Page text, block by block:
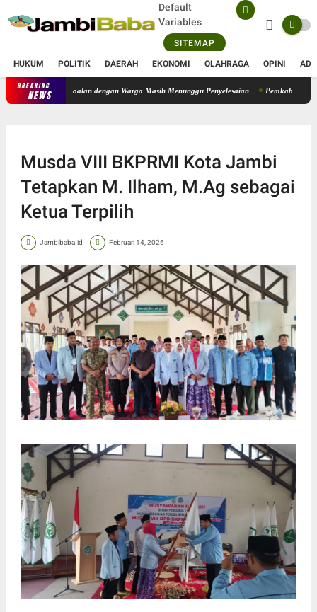
Default
Variables
SITEMAP
HUKUM POLITIK DAERAH EKONOMI OLAHRAGA OPINI
BREAKING
NEWS Operasional PT SATU Diizinkan Berjalan, Sejumlah Persoalan dengan
Musda VIII BKPRMI Kota Jambi
Tetapkan M. Ilham, M.Ag sebagai
Ketua Terpilih
Jambibaba.id Februari 14, 2026